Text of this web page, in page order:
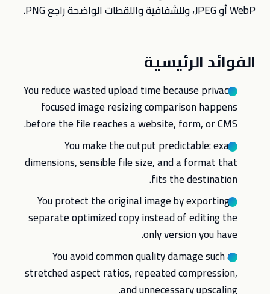
WebP أو JPEG، وللشفافية واللقطات الواضحة راجع PNG.
الفوائد الرئيسية
You reduce wasted upload time because privacy-
focused image resizing comparison happens
before the file reaches a website, form, or CMS.
You make the output predictable: exact
dimensions, sensible file size, and a format that
fits the destination.
You protect the original image by exporting a
separate optimized copy instead of editing the
only version you have.
You avoid common quality damage such as
stretched aspect ratios, repeated compression,
and unnecessary upscaling.